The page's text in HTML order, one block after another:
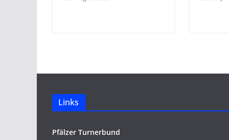
Links
Pfälzer Turnerbund